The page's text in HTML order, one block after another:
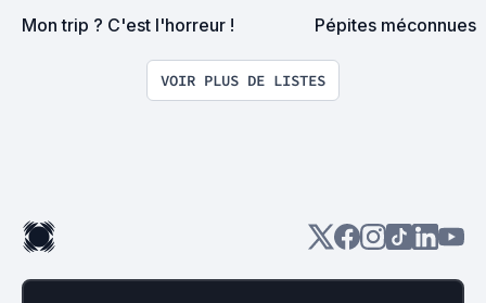
Mon trip ? C'est l'horreur ! Pépites méconnues
VOIR PLUS DE LISTES